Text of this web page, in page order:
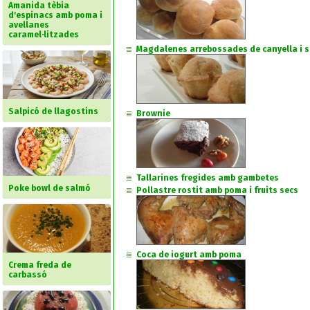
Amanida tèbia
d'espinacs amb poma i
avellanes
caramel·litzades
Salpicó de llagostins
Poke bowl de salmó
Crema freda de
carbassó
Magdalenes arrebossades de canyella i
Brownie
Tallarines fregides amb gambetes
Pollastre rostit amb poma i fruits secs
Coca de iogurt amb poma